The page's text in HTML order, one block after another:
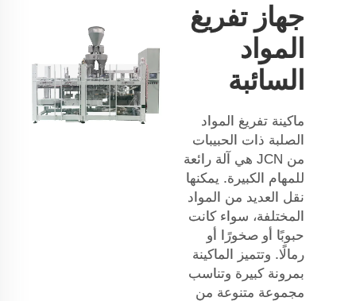
جهاز تفريغ
المواد
السائبة
ماكينة تفريغ المواد
الصلبة ذات الحبيبات
من JCN هي آلة رائعة
للمهام الكبيرة. يمكنها
نقل العديد من المواد
المختلفة، سواء كانت
حبوبًا أو صخورًا أو
رمالًا. وتتميز الماكينة
بمرونة كبيرة وتناسب
مجموعة متنوعة من